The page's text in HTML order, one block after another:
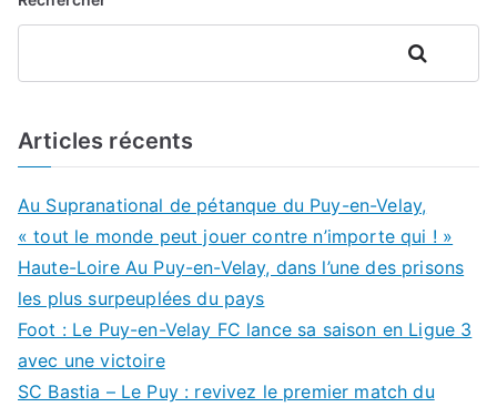
Rechercher
Articles récents
Au Supranational de pétanque du Puy-en-Velay,
« tout le monde peut jouer contre n’importe qui ! »
Haute-Loire Au Puy-en-Velay, dans l’une des prisons
les plus surpeuplées du pays
Foot : Le Puy-en-Velay FC lance sa saison en Ligue 3
avec une victoire
SC Bastia – Le Puy : revivez le premier match du